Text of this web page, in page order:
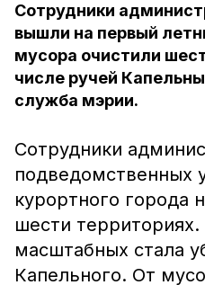
Сотрудники
вышли на первый
мусора очистили
числе ручей
служба мэрии.
Сотрудники
подведомственных
курортного города
шести
масштабных стала
Капельного. От